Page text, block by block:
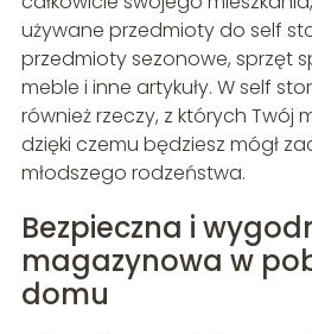
używane przedmioty do self
przedmioty sezonowe, sprzęt
meble i inne artykuły. W self
również rzeczy, z których Twój
dzięki czemu będziesz mógł
młodszego rodzeństwa.
Bezpieczna i
magazynowa w
domu